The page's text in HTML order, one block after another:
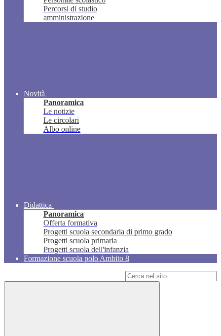
Percorsi di studio
amministrazione
Novità
Panoramica
Le notizie
Le circolari
Albo online
Didattica
Panoramica
Offerta formativa
Progetti scuola secondaria di primo grado
Progetti scuola primaria
Progetti scuola dell'infanzia
Formazione scuola polo Ambito 8